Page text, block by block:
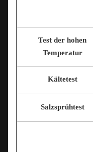
Test der hohen
Temperatur
Kältetest
Salzsprühtest